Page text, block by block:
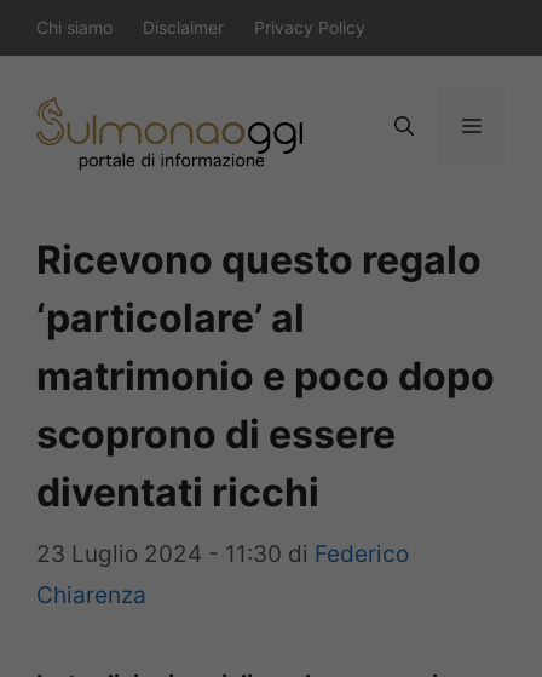
al
contenuto
Chi siamo Disclaimer Privacy Policy
Menu
Ricevono questo regalo
‘particolare’ al
matrimonio e poco dopo
scoprono di essere
diventati ricchi
23 Luglio 2024 - 11:30 di Federico
Chiarenza